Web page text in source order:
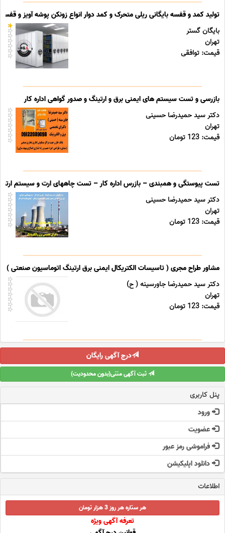
تولید کمد و قفسه بایگانی ریلی متحرک و کمد دوار انواع زونکن پوشه آویز و قفسه
بایگان گستر
تهران
قیمت: توافقی
بازرسی و تست سیستم های ایمنی برق و ارتینگ و صدور گواهی اداره کار
دکتر سید حمیدرضا حسینی
تهران
قیمت: 123 تومان
تست پیوستگی و همبندی – بازرس اداره کار – تست چاههای ارت و سیستم
دکتر سید حمیدرضا حسینی
تهران
قیمت: 123 تومان
مشاور طراح مجری ( تاسیسات الکتریکال ایمنی برق ارتینگ اتوماسیون صنعتی )
دکتر سید حمیدرضا جاورسینه ( ح)
تهران
قیمت: 123 تومان
درج آگهی رایگان
ثبت آگهی متنی(بدون محدودیت)
پنل کاربری
ورود
عضویت
فراموشی رمز عبور
دانلود اپلیکیشن
اطلاعات
هر ستاره هر روز 3 هزار تومان
تعرفه آگهی ویژه